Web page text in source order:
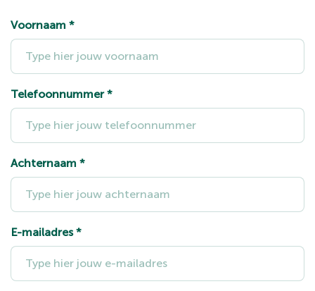
Voornaam *
Telefoonnummer*
Achternaam *
E-mailadres*